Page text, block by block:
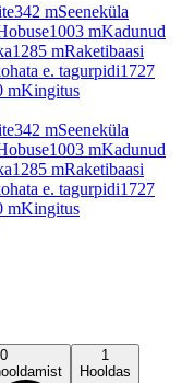
342 mSeeneküla
1003 mKadunud
1285 mRaketibaasi
e. tagurpidi1727
mKingitus
342 mSeeneküla
1003 mKadunud
1285 mRaketibaasi
e. tagurpidi1727
mKingitus
0
1
Hooldas